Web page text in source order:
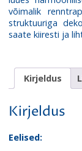
võimalik
struktuuriga
saate kiiresti ja
Kirjeldus
Kirjeldus
Eelised: